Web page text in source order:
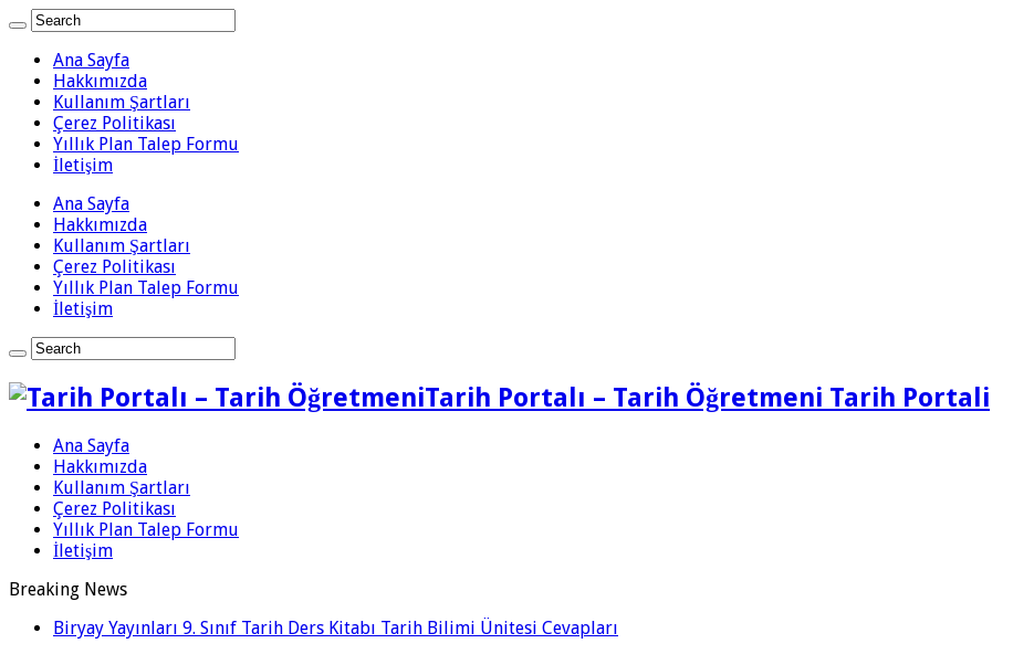
Ana Sayfa
Hakkımızda
Kullanım Şartları
Çerez Politikası
Yıllık Plan Talep Formu
İletişim
Ana Sayfa
Hakkımızda
Kullanım Şartları
Çerez Politikası
Yıllık Plan Talep Formu
İletişim
Tarih Portalı – Tarih Öğretmeni Tarih Portali
Ana Sayfa
Hakkımızda
Kullanım Şartları
Çerez Politikası
Yıllık Plan Talep Formu
İletişim
Breaking News
Biryay Yayınları 9. Sınıf Tarih Ders Kitabı Tarih Bilimi Ünitesi Cevapları